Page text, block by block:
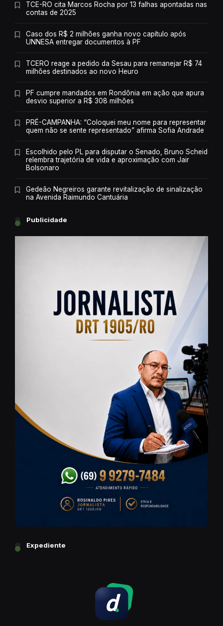
TCE-RO cita Marcos Rocha por 13 falhas apontadas nas
contas de 2025
Caso dos R$ 2 milhões ganha novo capítulo após
UNNESA entregar documentos à PF
TCERO reage a pedido da Sesau para remanejar R$ 74
milhões destinados ao novo Heuro
PF cumpre mandados em Rondônia em ação que apura
desvio superior a R$ 308 milhões
PRÉ-CAMPANHA: “Coloquei meu nome para representar
quem não se sente representado” afirma Sofia Andrade
Escolhido pelo PL para disputar o Senado, Bruno Scheid
relembra trajetória de vida e aproximação com Jair
Bolsonaro
Gedeão Negreiros garante revitalização de sinalização
na Avenida Raimundo Cantuária
Publicidade
Expediente